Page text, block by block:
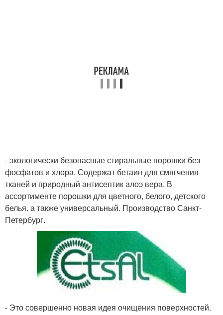
- экологически безопасные стиральные порошки без
фосфатов и хлора. Содержат бетаин для смягчения
тканей и природный антисептик алоэ вера. В
ассортименте порошки для цветного, белого, детского
белья. а также универсальный. Производство Санкт-
Петербург.
- Это совершенно новая идея очищения поверхностей.